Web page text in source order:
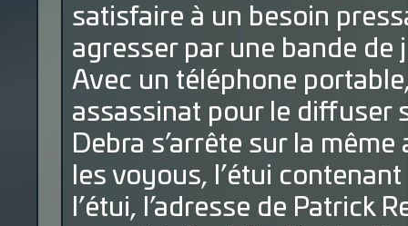
satisfaire à un besoin
agresser par une bande de
Avec un téléphone
assassinat pour le diffuser
Debra s’arrête sur la
les voyous, l’étui
l’étui, l’adresse de Patrick